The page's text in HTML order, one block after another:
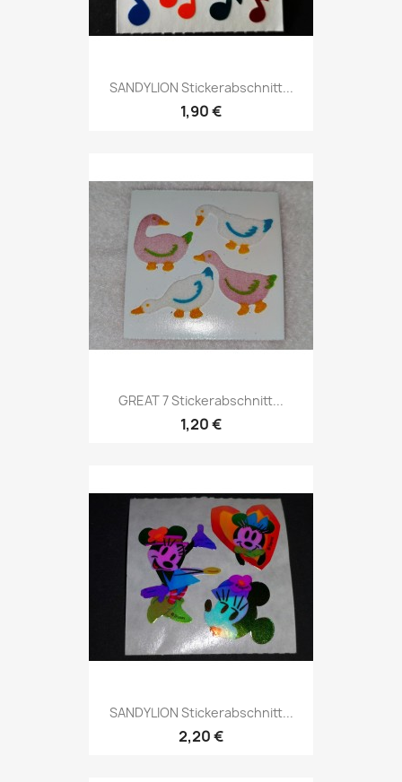
SANDYLION Stickerabschnitt...
1,90 €
GREAT 7 Stickerabschnitt...
1,20 €
SANDYLION Stickerabschnitt...
2,20 €